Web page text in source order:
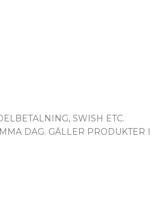
SWISH ETC.
DAG. GÄLLER PRODUKTER I